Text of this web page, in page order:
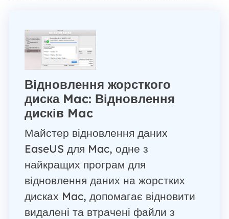
Відновлення жорсткого
диска Mac: Відновлення
дисків Mac
Майстер відновлення даних
EaseUS для Mac, одне з
найкращих програм для
відновлення даних на жорстких
дисках Mac, допомагає відновити
видалені та втрачені файли з